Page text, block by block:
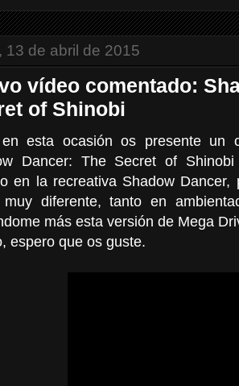
13 de abril de 2015
vídeo comentado:
of Shinobi
esta ocasión os presente un
Dancer: The Secret of
en la recreativa Shadow
muy diferente, tanto en
más esta versión de Mega
espero que os guste.